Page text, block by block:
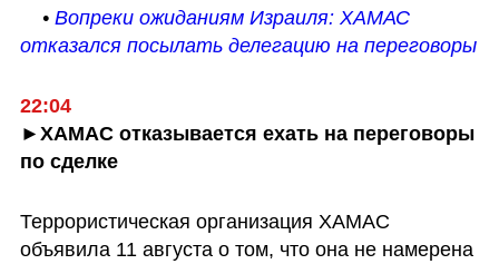
    •
Вопреки ожиданиям Израиля: ХАМАС
отказался посылать делегацию на переговоры
22:04
►ХАМАС отказывается ехать на переговоры
по сделке
Террористическая организация ХАМАС
объявила 11 августа о том, что она не намерена